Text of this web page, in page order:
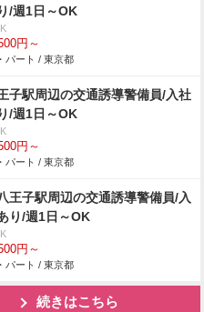
/週1日～OK
円～
パート / 東京都
子駅周辺の交通誘導警備員/入社
/週1日～OK
円～
パート / 東京都
王子駅周辺の交通誘導警備員/入
り/週1日～OK
円～
パート / 東京都
続きはこちら